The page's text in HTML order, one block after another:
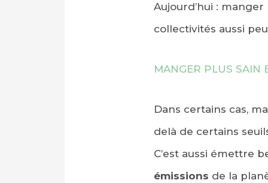
Aujourd’hui :
collectivités aussi
MANGER PLUS SAIN
Dans certains cas,
delà de certains
C’est aussi émettre
émissions de la